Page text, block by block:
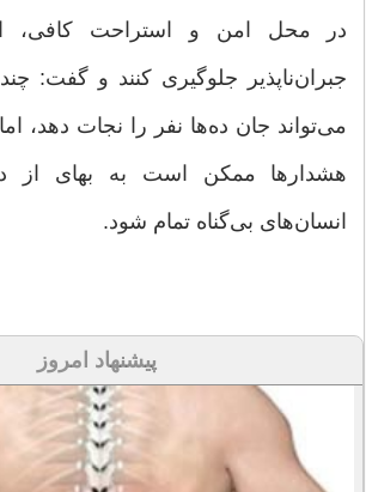
در محل امن و استراحت کافی،
جبران‌ناپذیر جلوگیری کنند و گفت:
می‌تواند جان ده‌ها نفر را نجات دهد،
هشدارها ممکن است به بهای از
انسان‌های بی‌گناه تمام شود.
پیشنهاد امروز